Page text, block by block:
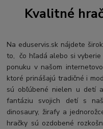
Kvalitné
Na eduservis.sk nájdete
to, čo hľadá alebo si vyberie
ponuku v našom
ktoré prinášajú tradičné i
sú obľúbené nielen u detí
fantáziu svojich detí s
dinosaury, žirafy a
hračky sú ozdobené